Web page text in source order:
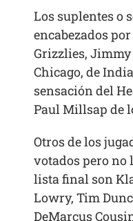
Los suplentes o
encabezados
Grizzlies,
Chicago, de
sensación del
Paul Millsap de
Otros de los
votados pero
lista final son
Lowry, Tim
DeMarcus